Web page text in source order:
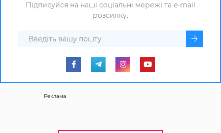
Підписуйся на наші соціальні мережі та e-mail
розсилку.
Реклама